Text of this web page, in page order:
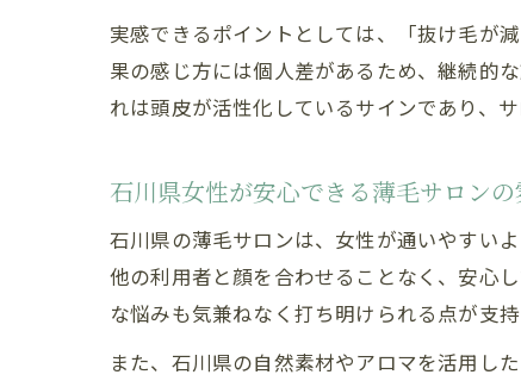
実感できるポイントとしては、「抜け毛が
果の感じ方には個人差があるため、継続的
れは頭皮が活性化しているサインであり、
石川県女性が安心できる薄毛サロン
石川県の薄毛サロンは、女性が通いやすい
他の利用者と顔を合わせることなく、安心
な悩みも気兼ねなく打ち明けられる点が支持
また、石川県の自然素材やアロマを活用し